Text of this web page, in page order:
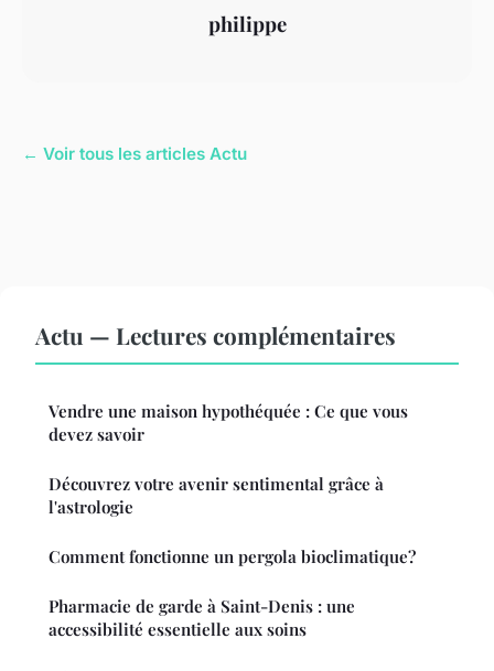
philippe
← Voir tous les articles Actu
Actu — Lectures complémentaires
Vendre une maison hypothéquée : Ce que vous
devez savoir
Découvrez votre avenir sentimental grâce à
l'astrologie
Comment fonctionne un pergola bioclimatique?
Pharmacie de garde à Saint-Denis : une
accessibilité essentielle aux soins